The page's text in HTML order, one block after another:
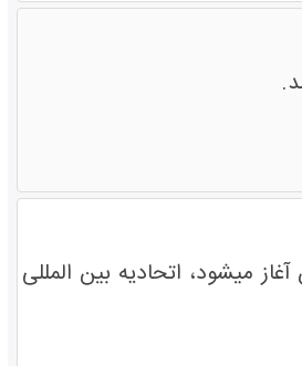
میشود، اتحادیه بین المللی